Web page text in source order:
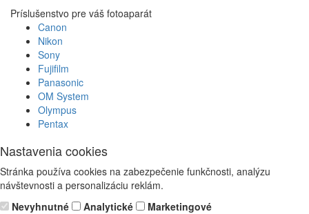
Príslušenstvo pre váš fotoaparát
Canon
Nikon
Sony
Fujifilm
Panasonic
OM System
Olympus
Pentax
Nastavenia cookies
Stránka používa cookies na zabezpečenie funkčnosti, analýzu
návštevnosti a personalizáciu reklám.
Nevyhnutné
Analytické Marketingové